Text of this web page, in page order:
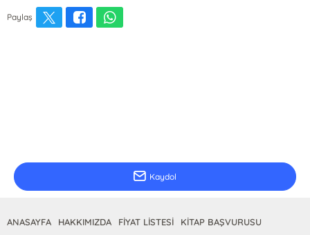
Paylaş
Kaydol
ANASAYFA HAKKIMIZDA FİYAT LİSTESİ
KİTAP BAŞVURUSU